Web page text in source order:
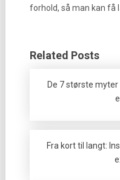
forhold, så man kan få
Related Posts
De 7 største
Fra kort til langt: